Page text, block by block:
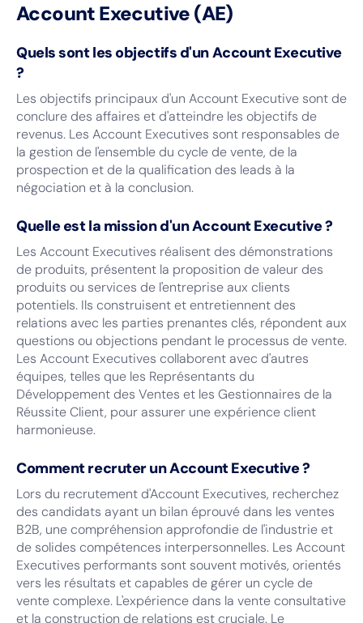
Account Executive (AE)
Quels sont les objectifs d'un Account Executive
?
Les objectifs principaux d'un Account Executive sont de
conclure des affaires et d'atteindre les objectifs de
revenus. Les Account Executives sont responsables de
la gestion de l'ensemble du cycle de vente, de la
prospection et de la qualification des leads à la
négociation et à la conclusion.
Quelle est la mission d'un Account Executive ?
Les Account Executives réalisent des démonstrations
de produits, présentent la proposition de valeur des
produits ou services de l'entreprise aux clients
potentiels. Ils construisent et entretiennent des
relations avec les parties prenantes clés, répondent aux
questions ou objections pendant le processus de vente.
Les Account Executives collaborent avec d'autres
équipes, telles que les Représentants du
Développement des Ventes et les Gestionnaires de la
Réussite Client, pour assurer une expérience client
harmonieuse.
Comment recruter un Account Executive ?
Lors du recrutement d'Account Executives, recherchez
des candidats ayant un bilan éprouvé dans les ventes
B2B, une compréhension approfondie de l'industrie et
de solides compétences interpersonnelles. Les Account
Executives performants sont souvent motivés, orientés
vers les résultats et capables de gérer un cycle de
vente complexe. L'expérience dans la vente consultative
et la construction de relations est cruciale. Le